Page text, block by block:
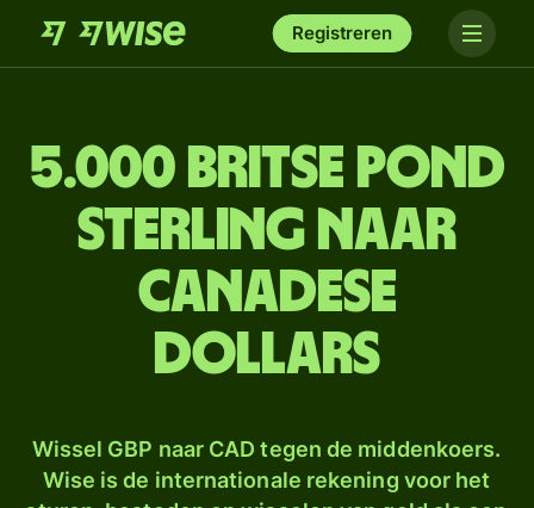
Registreren
5.000 Britse pond
sterling naar
Canadese
dollars
Wissel GBP naar CAD tegen de middenkoers.
Wise is de internationale rekening voor het